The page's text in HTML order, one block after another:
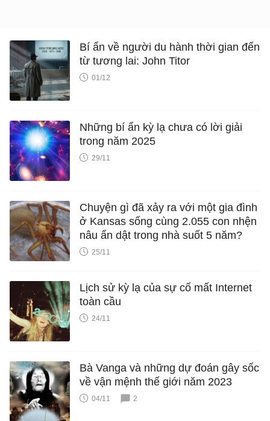
Bí ẩn về người du hành thời gian đến
từ tương lai: John Titor
01/12
Những bí ẩn kỳ lạ chưa có lời giải
trong năm 2025
29/11
Chuyện gì đã xảy ra với một gia đình
ở Kansas sống cùng 2.055 con nhện
nâu ẩn dật trong nhà suốt 5 năm?
25/11
Lịch sử kỳ lạ của sự cố mất Internet
toàn cầu
24/11
Bà Vanga và những dự đoán gây sốc
về vận mệnh thế giới năm 2023
04/11 2